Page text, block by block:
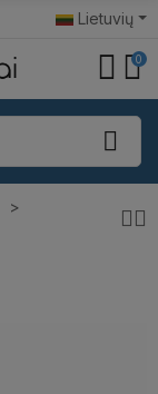
Lietuvių
0